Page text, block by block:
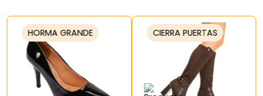
HORMA GRANDE CIERRA PUERTAS